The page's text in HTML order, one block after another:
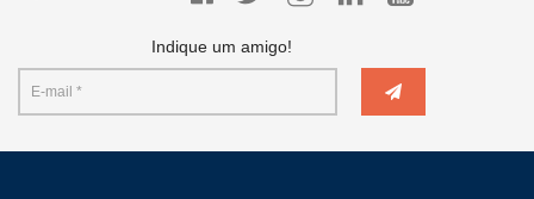
Indique um amigo!